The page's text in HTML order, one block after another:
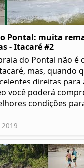
Pontal: muita
- Itacaré #2
do Pontal não é
mas, quando
direitas para
você poderá
condições
2019